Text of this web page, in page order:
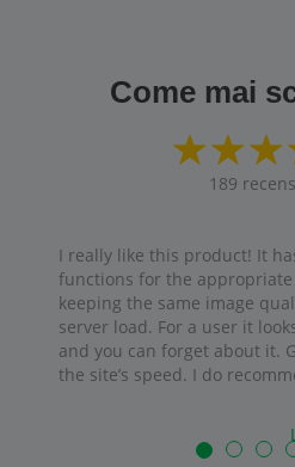
Come mai
189
I really like this product! It
functions for the
keeping the same image
server load. For a user it
and you can forget about it.
the site’s speed. I do